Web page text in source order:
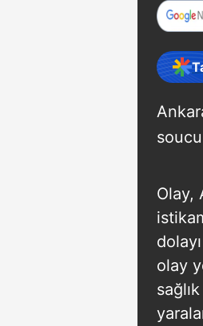
Olay,
olay